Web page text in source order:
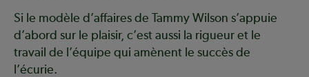
Si le modèle d’affaires de Tammy Wilson s’appuie
d’abord sur le plaisir, c’est aussi la rigueur et le
travail de l’équipe qui amènent le succès de
l’écurie.